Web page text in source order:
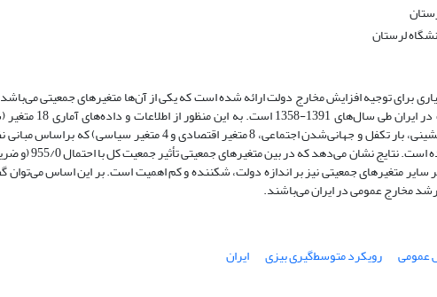
لرستان
برای توجیه افزایش مخارج دولت ارائه شده است که یکی از آن‌ها متغیرهای جمعیتی
جمعیت کل، تراکم جمعیت، درجه شهرنشینی، بار تکفل و جهانی‌شدن
متغیرهای جمعیتی نیز بر اندازه دولت، شکننده و کم اهمیت است. بر این اساس
رشد مخارج عمومی در ایران می‌باشند.
رویکرد متوسط‌گیری بیزی
ایران